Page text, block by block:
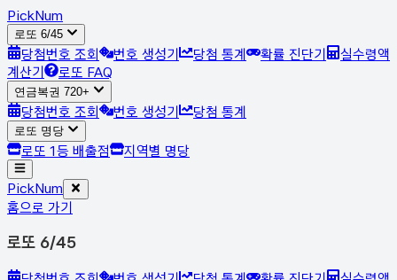
PickNum
로또 6/45
당첨번호 조회 번호 생성기 당첨 통계 확률 진단기
실수령액
계산기
로또 FAQ
연금복권 720+
당첨번호 조회 번호 생성기 당첨 통계
로또 명당
로또 1등 배출점 지역별 명당
PickNum
홈으로 가기
로또 6/45